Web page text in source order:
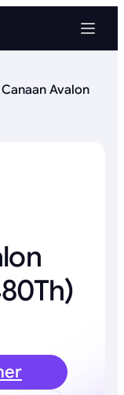
Canaan Avalon